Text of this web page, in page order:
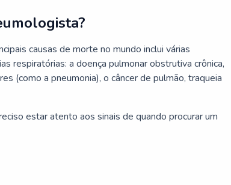
causas de morte no mundo inclui várias
respiratórias: a doença pulmonar obstrutiva crônica,
(como a pneumonia), o câncer de pulmão, traqueia
estar atento aos sinais de quando procurar um